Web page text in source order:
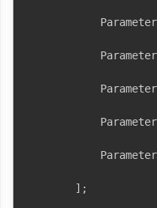
] ;